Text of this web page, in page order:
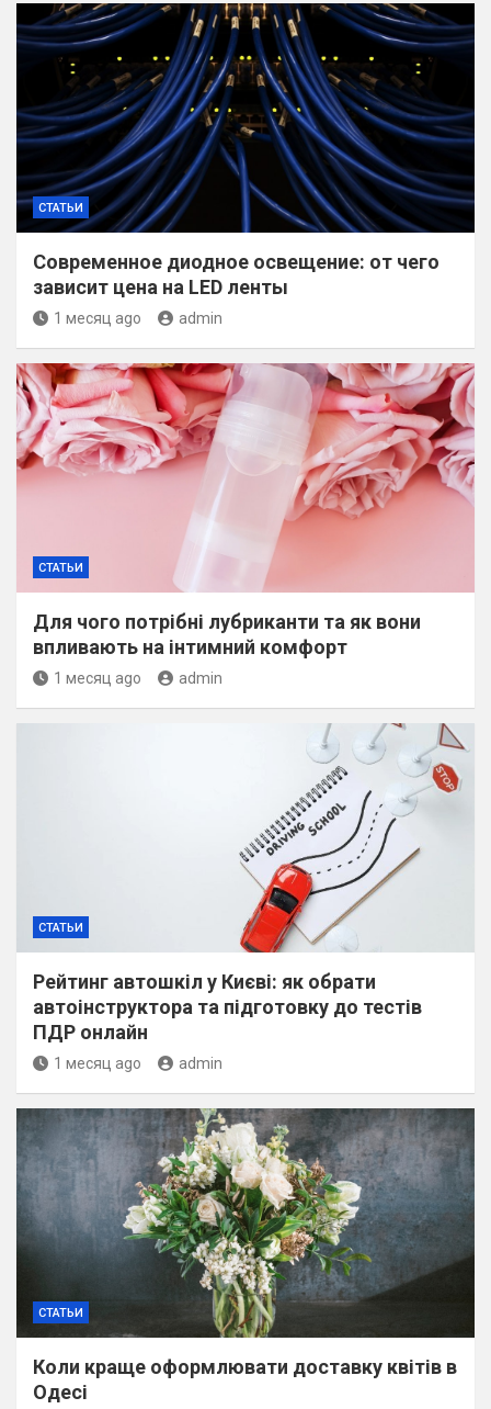
СТАТЬИ
Современное диодное освещение: от чего
зависит цена на LED ленты
1 месяц ago admin
СТАТЬИ
Для чого потрібні лубриканти та як вони
впливають на інтимний комфорт
1 месяц ago admin
СТАТЬИ
Рейтинг автошкіл у Києві: як обрати
автоінструктора та підготовку до тестів
ПДР онлайн
1 месяц ago admin
СТАТЬИ
Коли краще оформлювати доставку квітів в
Одесі